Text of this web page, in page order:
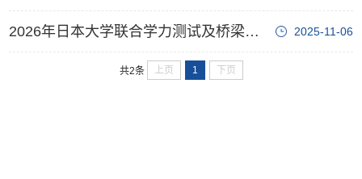
2026年日本大学联合学力测试及桥梁课程JPUE项目招生简章 2025-11-06
共2条 上页 1 下页